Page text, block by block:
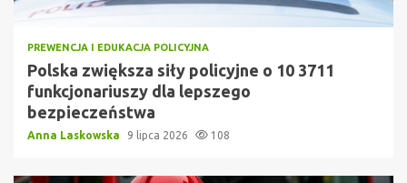
PREWENCJA I EDUKACJA POLICYJNA
Polska zwiększa siły policyjne o 10 3711
funkcjonariuszy dla lepszego
bezpieczeństwa
Anna Laskowska 9 lipca 2026 108